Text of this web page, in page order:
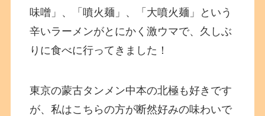
味噌」、「噴火麺」、「大噴火麺」という
辛いラーメンがとにかく激ウマで、久しぶ
りに食べに行ってきました！
東京の蒙古タンメン中本の北極も好きです
が、私はこちらの方が断然好みの味わいで